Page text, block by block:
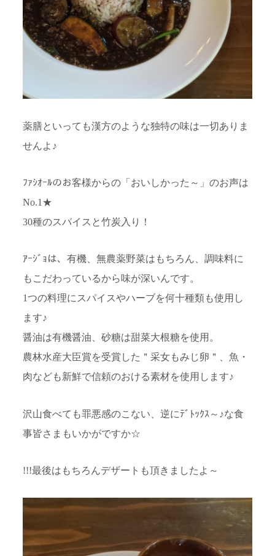
薬膳といっても漢方のような独特の味は一切ありま
せんよ♪
ﾌｧｼｵｰﾙのお客様からの「おいしかった～」のお声は
No.1★
30種のスパイスと竹炭入り！
ｱｰｼﾞｮは、有機、無農薬野菜はもちろん、調味料に
もこだわっているから味が深いんです。
1つの料理にスパイスやハーブを何十種類も使用し
ます♪
醤油は有機醤油、砂糖は甜菜大根糖を使用。
農林水産大臣賞を受賞した＂采女もみじ卵＂、魚・
肉なども新鮮で信頼のおける素材を使用します♪
沢山食べても罪悪感のこない、逆にﾃﾞﾄｯｸｽ～♪な食
事皆さまもいかがですか☆
!!!最後はもちろんデザートも頂きましたよ～